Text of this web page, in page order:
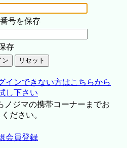
号を保存
存
インできない方はこちらから
し下さい
ジマの携帯コーナーまでお
ださい。
会員登録